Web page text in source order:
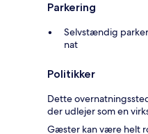
Parkering
Selvstændig
nat
Politikker
Dette
der udlejer som en
Gæster kan være helt